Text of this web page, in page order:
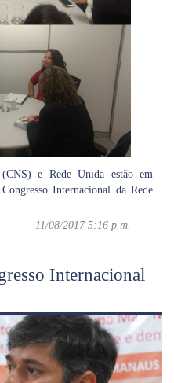
e Rede Unida estão em
Internacional da Rede
11/08/2017 5:16 p.m.
Internacional